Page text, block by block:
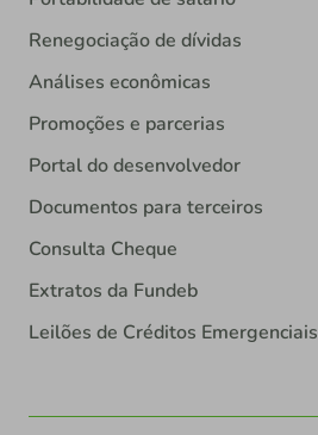
Renegociação de dívidas
Análises econômicas
Promoções e parcerias
Portal do desenvolvedor
Documentos para terceiros
Consulta Cheque
Extratos da Fundeb
Leilões de Créditos Emergenciais